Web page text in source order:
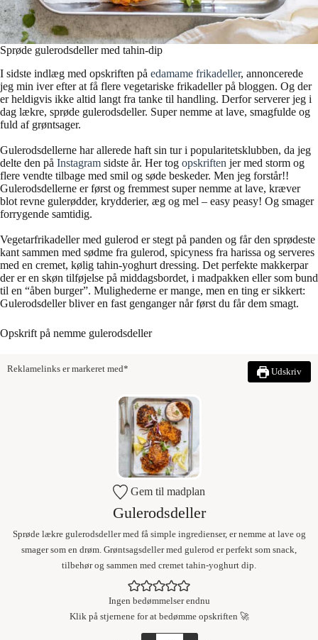
Sprøde gulerodsdeller med tahin-dip
I sidste indlæg med opskriften på edamame frikadeller, annoncerede
jeg min iver efter at få flere vegetariske frikadeller på bloggen. Og der
er heldigvis ikke altid langt fra tanke til handling. Derfor serverer jeg i
dag lækre, sprøde gulerodsdeller. Super nemme at lave, smagfulde og
fuld af grøntsager.
Gulerodsdellerne har allerede haft sin tur i popularitetsklubben, da jeg
delte den på Instagram sidste år. Her tog opskriften jer med storm og
flere vendte tilbage med smil og søde beskeder. Men jeg forstår!!
Gulerodsdellerne er først og fremmest super nemme at lave, kræver
blot revne gulerødder, krydderier, æg og mel – easy peasy! Og smager
forrygende samtidig.
Vegetarfrikadeller med gulerod er stegt på panden og får den sprødeste
kant sammen med sødme fra gulerod, spicyness fra harissa og serveres
med en cremet, kølig tahin-yoghurt dressing. Det perfekte makkerpar
der er en skøn tilføjelse på middagsbordet, i madpakken eller som bund
til en “åben burger”. Mulighederne er mange, men en ting er sikkert:
Gulerodsdeller bliver en fast genganger når først du får dem smagt.
Opskrift på nemme gulerodsdeller
Reklamelinks er markeret med* Udskriv
Gem til madplan
Gulerodsdeller
Sprøde lækre gulerodsdeller med få simple ingredienser, er nemme at lave og
smager som en drøm. Grøntsagsdeller med gulerod er perfekt som snack,
tilbehør og sammen med cremet tahin-yoghurt dip.
Ingen bedømmelser endnu
Klik på stjernene for at bedømme opskriften 🚀